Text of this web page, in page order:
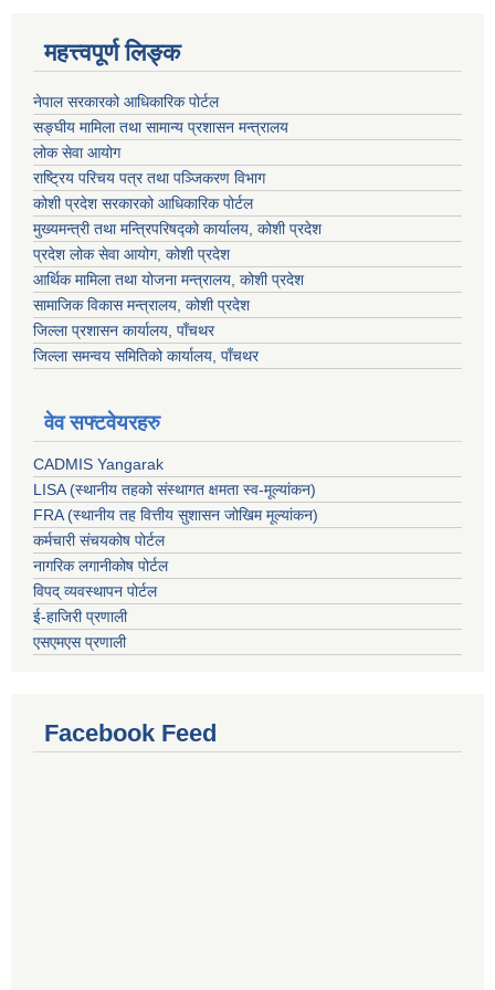
महत्त्वपूर्ण लिङ्क
नेपाल सरकारको आधिकारिक पोर्टल
सङ्‍घीय मामिला तथा सामान्य प्रशासन मन्त्रालय
लोक सेवा आयोग
राष्ट्रिय परिचय पत्र तथा पञ्जिकरण विभाग
कोशी प्रदेश सरकारको आधिकारिक पोर्टल
मुख्यमन्त्री तथा मन्त्रिपरिषद्को कार्यालय, कोशी प्रदेश
प्रदेश लोक सेवा आयोग, कोशी प्रदेश
आर्थिक मामिला तथा योजना मन्त्रालय, कोशी प्रदेश
सामाजिक विकास मन्त्रालय, कोशी प्रदेश
जिल्ला प्रशासन कार्यालय, पाँचथर
जिल्ला समन्वय समितिको कार्यालय, पाँचथर
वेव सफ्टवेयरहरु
CADMIS Yangarak
LISA (स्थानीय तहको संस्थागत क्षमता स्व-मूल्यांकन)
FRA (स्थानीय तह वित्तीय सुशासन जोखिम मूल्यांकन)
कर्मचारी संचयकोष पोर्टल
नागरिक लगानीकोष पोर्टल
विपद् व्यवस्थापन पोर्टल
ई-हाजिरी प्रणाली
एसएमएस प्रणाली
Facebook Feed